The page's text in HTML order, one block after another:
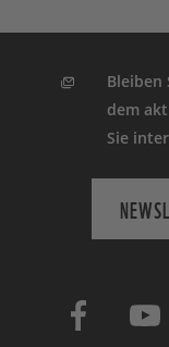
Bleiben
dem
Sie